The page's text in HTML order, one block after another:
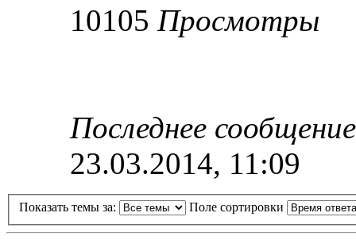
10105 Просмотры
Последнее
23.03.2014, 11:09
Показать темы за: Поле сортировки